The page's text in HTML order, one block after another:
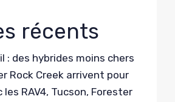
récents
: des hybrides moins chers
Rock Creek arrivent pour
les RAV4, Tucson, Forester